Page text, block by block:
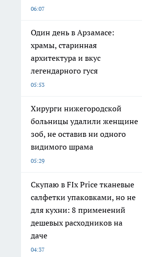
06:07
Один день в Арзамасе:
храмы, старинная
архитектура и вкус
легендарного гуся
05:53
Хирурги нижегородской
больницы удалили женщине
зоб, не оставив ни одного
видимого шрама
05:29
Скупаю в FIx Price тканевые
салфетки упаковками, но не
для кухни: 8 применений
дешевых расходников на
даче
04:37